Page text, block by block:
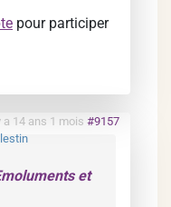
pour participer
a 14 ans 1 mois #9157
et